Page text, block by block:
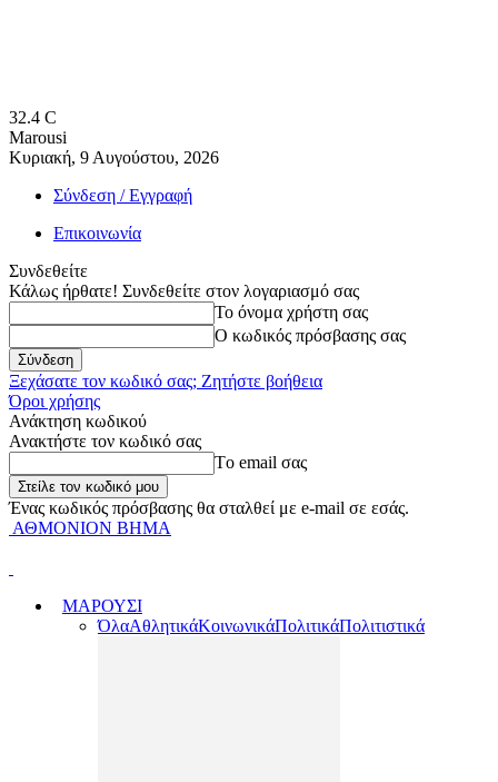
32.4 C
Marousi
Κυριακή, 9 Αυγούστου, 2026
Σύνδεση / Εγγραφή
Επικοινωνία
Συνδεθείτε
Κάλως ήρθατε! Συνδεθείτε στον λογαριασμό σας
Το όνομα χρήστη σας
Ο κωδικός πρόσβασης σας
Ξεχάσατε τον κωδικό σας; Ζητήστε βοήθεια
Όροι χρήσης
Ανάκτηση κωδικού
Ανακτήστε τον κωδικό σας
Tο email σας
Ένας κωδικός πρόσβασης θα σταλθεί με e-mail σε εσάς.
ΑΘΜΟΝΙΟΝ ΒΗΜΑ
ΜΑΡΟΥΣΙ
ΌλαΑθλητικάΚοινωνικάΠολιτικάΠολιτιστικά